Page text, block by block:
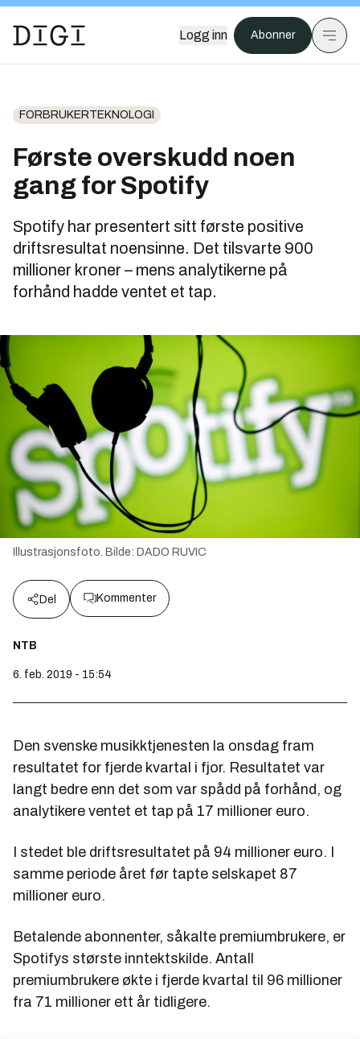
Logg inn Abonner
FORBRUKERTEKNOLOGI
Første overskudd noen
gang for Spotify
Spotify har presentert sitt første positive
driftsresultat noensinne. Det tilsvarte 900
millioner kroner – mens analytikerne på
forhånd hadde ventet et tap.
Illustrasjonsfoto. Bilde: DADO RUVIC
Del Kommenter
NTB
6. feb. 2019 - 15:54
Den svenske musikktjenesten la onsdag fram
resultatet for fjerde kvartal i fjor. Resultatet var
langt bedre enn det som var spådd på forhånd, og
analytikere ventet et tap på 17 millioner euro.
I stedet ble driftsresultatet på 94 millioner euro. I
samme periode året før tapte selskapet 87
millioner euro.
Betalende abonnenter, såkalte premiumbrukere, er
Spotifys største inntektskilde. Antall
premiumbrukere økte i fjerde kvartal til 96 millioner
fra 71 millioner ett år tidligere.